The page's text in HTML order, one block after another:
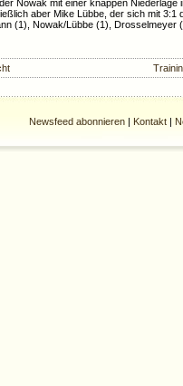
Nowak mit einer knappen Niederlage
aber Mike Lübbe, der sich mit 3:1
(1), Nowak/Lübbe (1), Drosselmeyer
Newsfeed abonnieren Kontakt